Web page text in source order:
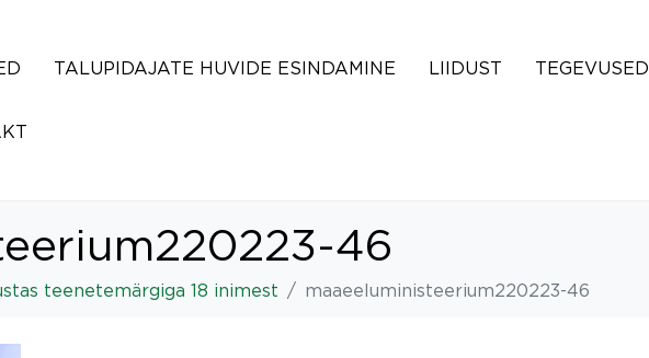
TALUPIDAJATE HUVIDE ESINDAMINE LIIDUST TEGEVUSED
46
teenetemärgiga 18 inimest maaeeluministeerium220223-46